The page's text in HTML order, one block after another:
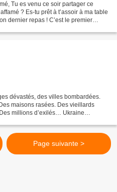
Tu es venu ce soir partager ce
? Es-tu prêt à t’assoir à ma table
dernier repas ! C’est le premier
dévastés, des villes bombardées.
maisons rasées. Des vieillards
millions d’exilés… Ukraine
Page suivante >